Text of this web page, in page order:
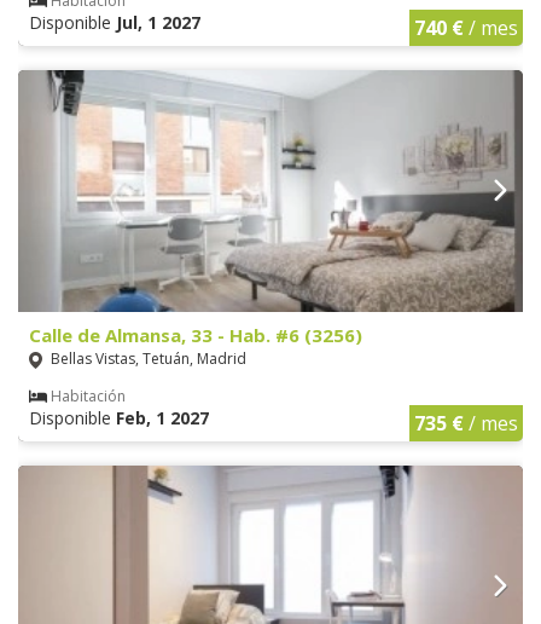
Disponible Jul, 1 2027 740 €/ mes
Calle de Almansa, 33 - Hab. #6 (3256)
Bellas Vistas, Tetuán, Madrid
Habitación
Disponible Feb, 1 2027 735 €/ mes